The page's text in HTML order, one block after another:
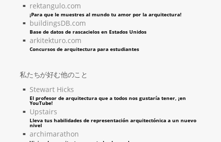
rektangulo.com
¡Para que le muestres al mundo tu amor por la arquitectura!
buildingsDB.com
Base de datos de rascacielos en Estados Unidos
arkitekturo.com
Concursos de arquitectura para estudiantes
私たちが好む他のこと
Stewart Hicks
El profesor de arquitectura que a todos nos gustaría tener, ¡en
YouTube!
Upstairs
Lleva tus habilidades de representación arquitectónica a un nuevo
nivel
archimarathon